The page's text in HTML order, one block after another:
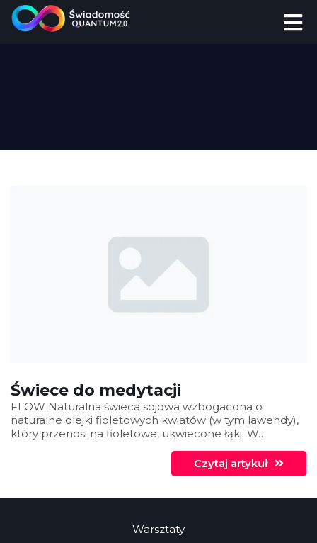
Świece do medytacji
FLOW Naturalna świeca sojowa wzbogacona o
naturalne olejki fioletowych kwiatów (w tym lawendy),
który przenosi na fioletowe, ukwiecone łąki. W…
Czytaj artykuł
Warsztaty